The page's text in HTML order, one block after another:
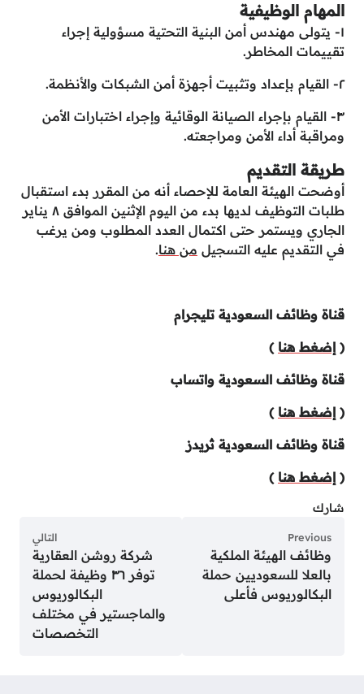
المهام الوظيفية
١- يتولى مهندس أمن البنية التحتية مسؤولية إجراء
تقييمات المخاطر.
٢- القيام بإعداد وتثبيت أجهزة أمن الشبكات والأنظمة.
٣- القيام بإجراء الصيانة الوقائية وإجراء اختبارات الأمن
ومراقبة أداء الأمن ومراجعته.
طريقة التقديم
أوضحت الهيئة العامة للإحصاء أنه من المقرر بدء استقبال
طلبات التوظيف لديها بدء من اليوم الإثنين الموافق ٨ يناير
الجاري ويستمر حتى اكتمال العدد المطلوب ومن يرغب
في التقديم عليه التسجيل من هنا.
قناة وظائف السعودية تليجرام
( إضغط هنا )
قناة وظائف السعودية واتساب
( إضغط هنا )
قناة وظائف السعودية ثريدز
( إضغط هنا )
شارك
Previous
وظائف الهيئة الملكية
بالعلا للسعوديين حملة
البكالوريوس فأعلى
التالي
شركة روشن العقارية
توفر ٣٦ وظيفة لحملة
البكالوريوس
والماجستير في مختلف
التخصصات